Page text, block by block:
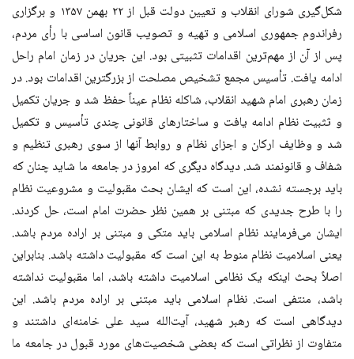
شکل‌گیری شورای انقلاب و تعیین دولت قبل از ۲۲ بهمن ۱۳۵۷ و برگزاری
رفراندوم جمهوری اسلامی و تهیه و تصویب قانون اساسی با رأی مردم،
پس از آن از مهم‌ترین اقدامات تثبیتی بود. این جریان در زمان امام راحل
ادامه یافت. تأسیس مجمع تشخیص مصلحت از بزرگترین اقدامات بود. در
زمان رهبری امام شهید انقلاب، شاکله نظام عیناً حفظ شد و جریان تکمیل
و ثثبیت نظام ادامه یافت و ساختارهای قانونی چندی تأسیس و تکمیل
شد و وظایف ارکان و اجزای نظام و روابط آنها از سوی رهبری تنظیم و
شفاف و قانونمند شد. دیدگاه دیگری که امروز در جامعه ما شاید چنان که
باید برجسته نشده، این است که ایشان بحث مقبولیت و مشروعیت نظام
را با طرح جدیدی که مبتنی بر همین نظر حضرت امام است، حل کردند.
ایشان می‌فرمایند نظام اسلامی باید متکی و مبتنی بر اراده مردم باشد.
یعنی اسلامیت نظام منوط به این است که مقبولیت داشته باشد. بنابراین
اصلاً بحث اینکه یک نظامی اسلامیت داشته باشد، اما مقبولیت نداشته
باشد، منتفی است. نظام اسلامی باید مبتنی بر اراده مردم باشد. این
دیدگاهی است که رهبر شهید، آیت‌الله سید علی خامنه‌ای داشتند و
متفاوت از نظراتی است که بعضی شخصیت‌های مورد قبول در جامعه ما